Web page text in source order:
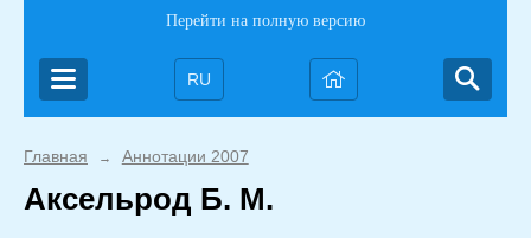
Перейти на полную версию
RU
Главная → Аннотации 2007
Аксельрод Б. М.